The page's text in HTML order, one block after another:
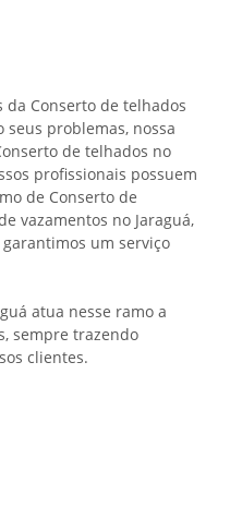
da Conserto de telhados
seus problemas, nossa
de telhados no
profissionais possuem
de Conserto de
vazamentos no Jaraguá,
um serviço
atua nesse ramo a
sempre trazendo
clientes.